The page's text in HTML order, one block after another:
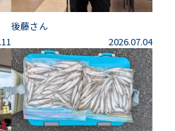
後藤さん
2026.07.04